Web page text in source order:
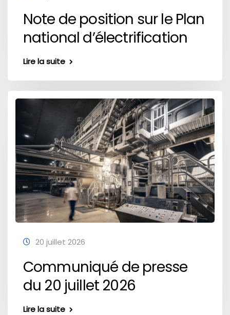
Note de position sur le Plan
national d’électrification
Lire la suite
20 juillet 2026
Communiqué de presse
du 20 juillet 2026
Lire la suite